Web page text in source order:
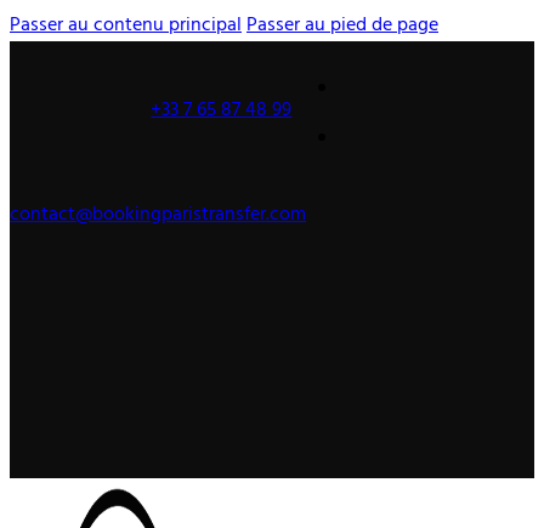
Passer au contenu principalPasser au pied de page
+33 7 65 87 48 99
contact@bookingparistransfer.com